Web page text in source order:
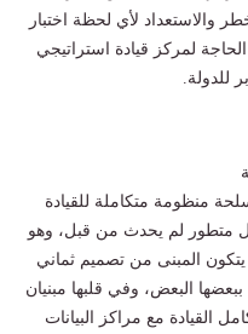
والاستعداد لأي لحظة اختبار
لمركز قيادة استراتيجي
للدولة.
منظومة متكاملة للقيادة
متطور لم يحدث من قبل، وهو
المبنى من تصميم ثماني
البعض، وفي قلبها مبنيان
القيادة مع مراكز البيانات